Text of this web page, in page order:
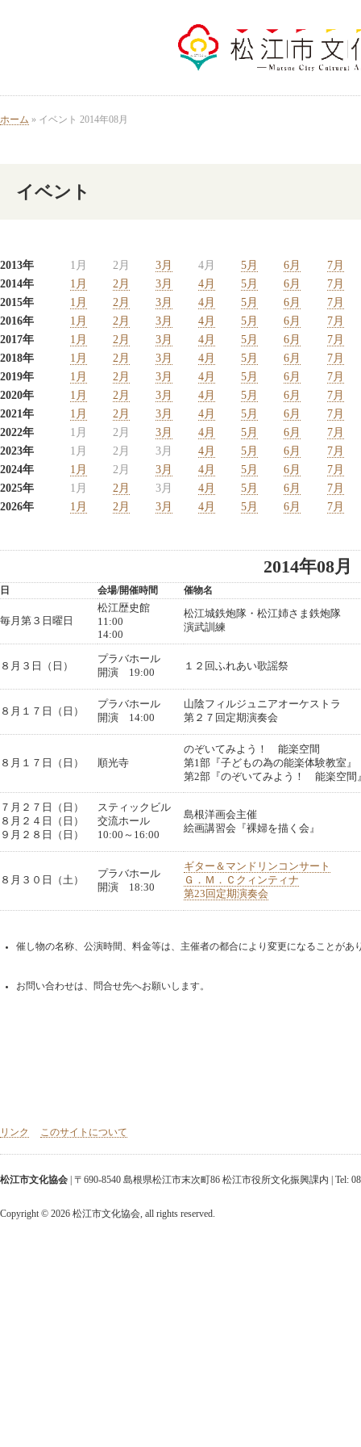
ホーム » イベント 2014年08月
イベント
2013年 1月 2月 3月 4月 5月 6月
7月
2014年
1月 2月 3月 4月 5月 6月
7月
2015年
1月 2月 3月 4月 5月 6月
7月
2016年
1月 2月 3月 4月 5月 6月
7月
2017年
1月 2月 3月 4月 5月 6月
7月
2018年
1月 2月 3月 4月 5月 6月
7月
2019年
1月 2月 3月 4月 5月 6月
7月
2020年
1月 2月 3月 4月 5月 6月
7月
2021年
1月 2月 3月 4月 5月 6月
7月
2022年
1月 2月 3月 4月 5月 6月
7月
2023年
1月 2月 3月 4月 5月 6月
7月
2024年
1月 2月 3月 4月 5月 6月
7月
2025年
1月 2月 3月 4月 5月 6月
7月
2026年
1月 2月 3月 4月 5月 6月 7月
2014年08月
日 会場/開催時間 催物名
毎月第３日曜日
松江歴史館
11:00
14:00
松江城鉄炮隊・松江姉さま鉄炮隊
演武訓練
８月３日（日）
プラバホール
開演 19:00
１２回ふれあい歌謡祭
８月１７日（日）
プラバホール
開演 14:00
山陰フィルジュニアオーケストラ
第２７回定期演奏会
８月１７日（日） 順光寺
のぞいてみよう！ 能楽空間
第1部『子どもの為の能楽体験教室』
第2部『のぞいてみよう！ 能楽空間
７月２７日（日）
８月２４日（日）
９月２８日（日）
スティックビル
交流ホール
10:00～16:00
島根洋画会主催
絵画講習会『裸婦を描く会』
８月３０日（土）
プラバホール
開演 18:30
ギター＆マンドリンコンサート
Ｇ．Ｍ．Ｃクィンティナ
第23回定期演奏会
催し物の名称、公演時間、料金等は、主催者の都合により変更になることがあ
お問い合わせは、問合せ先へお願いします。
リンク このサイトについて
松江市文化協会 | 〒690-8540 島根県松江市末次町86 松江市役所文化振興課内 | Tel:
Copyright © 2026 松江市文化協会, all rights reserved.